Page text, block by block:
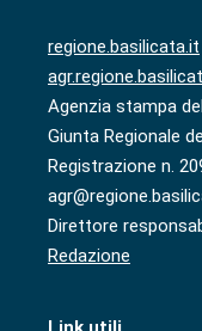
regione.basilicata.it
Agenzia stampa
Giunta Regionale
Registrazione n.
Direttore
Redazione